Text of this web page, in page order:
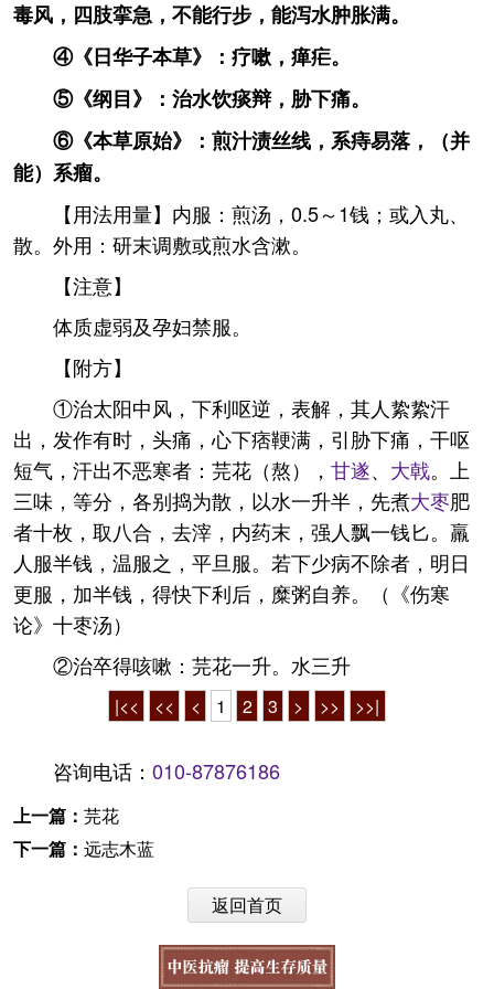
毒风，四肢挛急，不能行步，能泻水肿胀满。
④《日华子本草》：疗嗽，瘅疟。
⑤《纲目》：治水饮痰辩，胁下痛。
⑥《本草原始》：煎汁渍丝线，系痔易落，（并
能）系瘤。
【用法用量】内服：煎汤，0.5～1钱；或入丸、
散。外用：研末调敷或煎水含漱。
【注意】
体质虚弱及孕妇禁服。
【附方】
①治太阳中风，下利呕逆，表解，其人絷絷汗
出，发作有时，头痛，心下痞鞕满，引胁下痛，干呕
短气，汗出不恶寒者：芫花（熬）， 甘遂、 大戟。上
三味，等分，各别捣为散，以水一升半，先煮大枣肥
者十枚，取八合，去滓，内药末，强人飘一钱匕。羸
人服半钱，温服之，平旦服。若下少病不除者，明日
更服，加半钱，得快下利后，糜粥自养。（《伤寒
论》十枣汤）
②治卒得咳嗽：芫花一升。水三升
|<< << < 1 2 3 > >> >>|
咨询电话： 010-87876186
上一篇： 芫花
下一篇： 远志木蓝
返回首页